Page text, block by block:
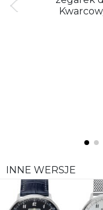
INNE WERSJE